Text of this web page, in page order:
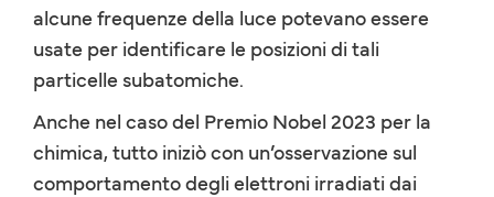
alcune frequenze della luce potevano essere
usate per identificare le posizioni di tali
particelle subatomiche.
Anche nel caso del Premio Nobel 2023 per la
chimica, tutto iniziò con un’osservazione sul
comportamento degli elettroni irradiati dai